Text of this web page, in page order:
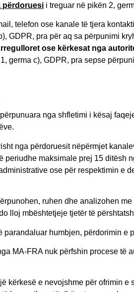
përdoruesi i treguar në pikën 2,
telefon ose kanale të tjera
GDPR, pra për aq sa përpunimi
ose kërkesat nga
germa c), GDPR, pra sepse
nga shfletimi i kësaj
nga përdoruesit nëpërmjet
periudhe maksimale prej 15 ditësh
ose për respektimin e
ruhen dhe analizohen
lloj mbështetjeje tjetër të
parandaluar humbjen, përdorimin
MA-FRA nuk përfshin procese të
kërkesë e nevojshme për ofrimin e